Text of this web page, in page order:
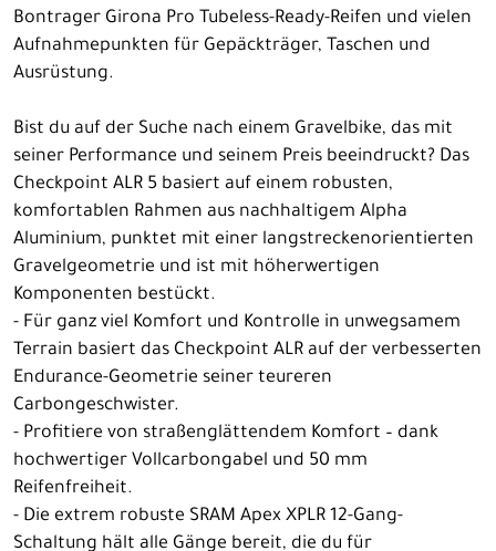
Bontrager Girona Pro Tubeless-Ready-Reifen und vielen
Aufnahmepunkten für Gepäckträger, Taschen und
Ausrüstung.
Bist du auf der Suche nach einem Gravelbike, das mit
seiner Performance und seinem Preis beeindruckt? Das
Checkpoint ALR 5 basiert auf einem robusten,
komfortablen Rahmen aus nachhaltigem Alpha
Aluminium, punktet mit einer langstreckenorientierten
Gravelgeometrie und ist mit höherwertigen
Komponenten bestückt.
- Für ganz viel Komfort und Kontrolle in unwegsamem
Terrain basiert das Checkpoint ALR auf der verbesserten
Endurance-Geometrie seiner teureren
Carbongeschwister.
- Profitiere von straßenglättendem Komfort – dank
hochwertiger Vollcarbongabel und 50 mm
Reifenfreiheit.
- Die extrem robuste SRAM Apex XPLR 12-Gang-
Schaltung hält alle Gänge bereit, die du für